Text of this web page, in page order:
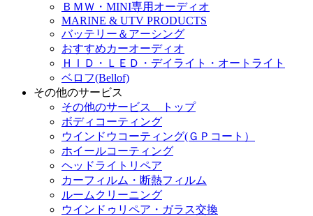
ＢＭＷ・MINI専用オーディオ
MARINE & UTV PRODUCTS
バッテリー＆アーシング
おすすめカーオーディオ
ＨＩＤ・ＬＥＤ・デイライト・オートライト
ベロフ(Bellof)
その他のサービス
その他のサービス トップ
ボディコーティング
ウインドウコーティング(ＧＰコート）
ホイールコーティング
ヘッドライトリペア
カーフィルム・断熱フィルム
ルームクリーニング
ウインドゥリペア・ガラス交換